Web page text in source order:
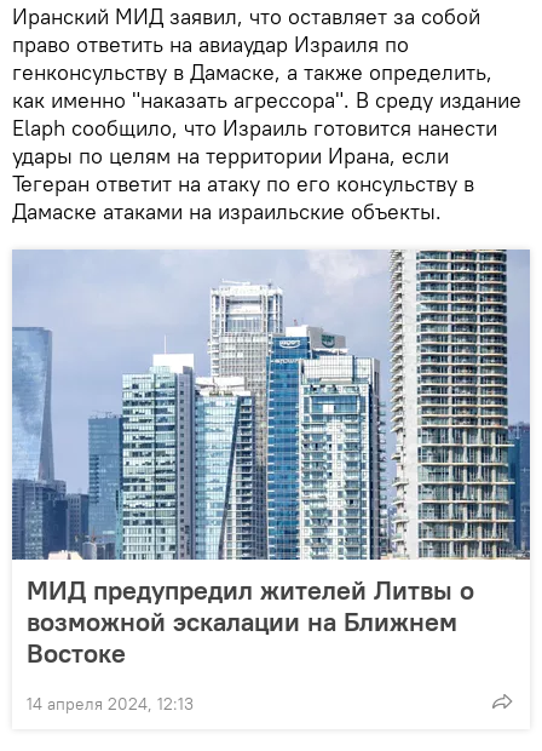
Иранский МИД заявил, что оставляет за собой
право ответить на авиаудар Израиля по
генконсульству в Дамаске, а также определить,
как именно "наказать агрессора". В среду издание
Elaph сообщило, что Израиль готовится нанести
удары по целям на территории Ирана, если
Тегеран ответит на атаку по его консульству в
Дамаске атаками на израильские объекты.
МИД предупредил жителей Литвы о
возможной эскалации на Ближнем
Востоке
14 апреля 2024, 12:13